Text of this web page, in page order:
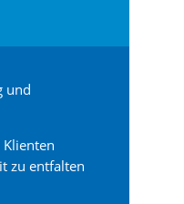
und
zu entfalten